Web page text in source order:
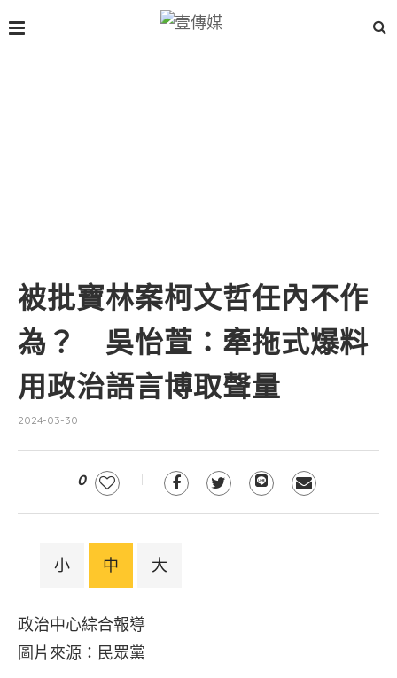
被批寶林案柯文哲任內不作
為？ 吳怡萱：牽拖式爆料
用政治語言博取聲量
2024-03-30
0
小 中 大
政治中心綜合報導
圖片來源：民眾黨